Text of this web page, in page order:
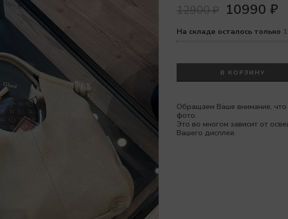
12900₽ 10990 ₽
На складе осталось только 1
В КОРЗИНУ
Обращаем Ваше внимание, что
фото.
Это во многом зависит от
Вашего дисплея.